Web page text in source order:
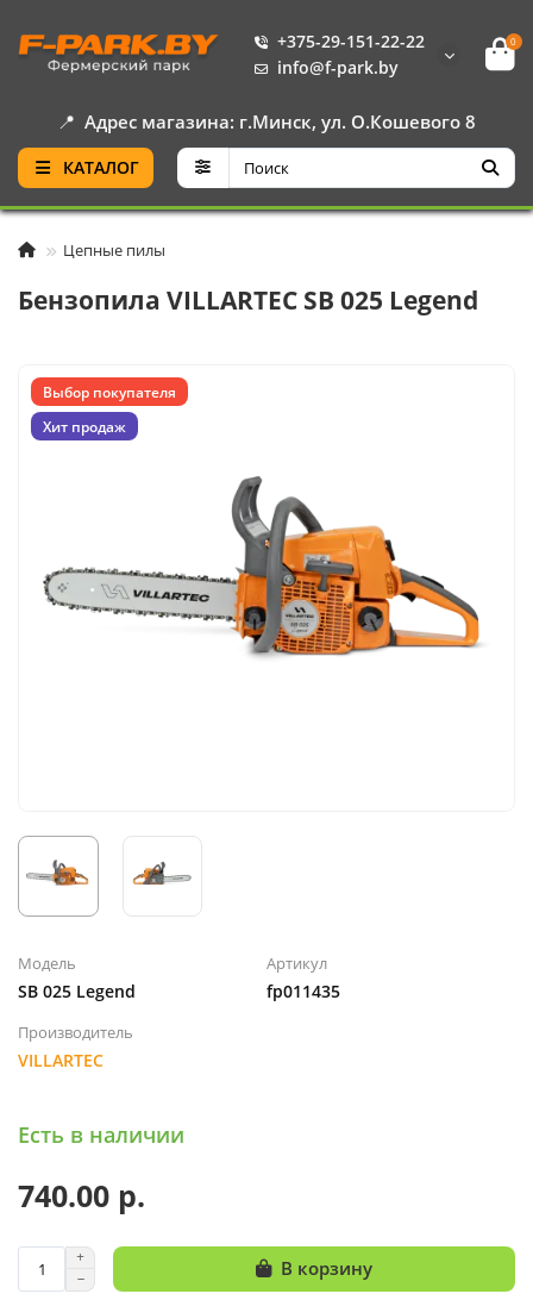
+375-29-151-22-22
info@f-park.by
0
📍 Адрес магазина: г.Минск, ул. О.Кошевого 8
КАТАЛОГ
Цепные пилы
Бензопила VILLARTEC SB 025 Legend
Выбор покупателя
Хит продаж
Модель
SB 025 Legend
Артикул
fp011435
Производитель
VILLARTEC
Есть в наличии
740.00 р.
В корзину